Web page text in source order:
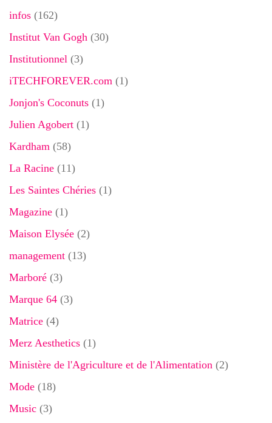
infos (162)
Institut Van Gogh (30)
Institutionnel (3)
iTECHFOREVER.com (1)
Jonjon's Coconuts (1)
Julien Agobert (1)
Kardham (58)
La Racine (11)
Les Saintes Chéries (1)
Magazine (1)
Maison Elysée (2)
management (13)
Marboré (3)
Marque 64 (3)
Matrice (4)
Merz Aesthetics (1)
Ministère de l'Agriculture et de l'Alimentation (2)
Mode (18)
Music (3)